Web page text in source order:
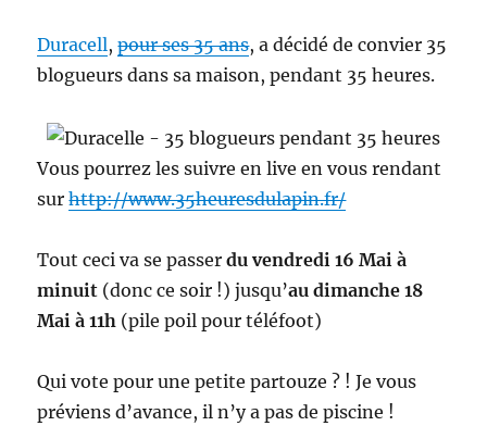
Duracell,pour ses 35 ans, a décidé de convier 35
blogueurs dans sa maison, pendant 35 heures.
Vous pourrez les suivre en live en vous rendant
surhttp://www.35heuresdulapin.fr/
Tout ceci va se passerdu vendredi 16 Mai à
minuit (donc ce soir !) jusqu’au dimanche 18
Mai à 11h (pile poil pour téléfoot)
Qui vote pour une petite partouze ? ! Je vous
préviens d’avance, il n’y a pas de piscine !